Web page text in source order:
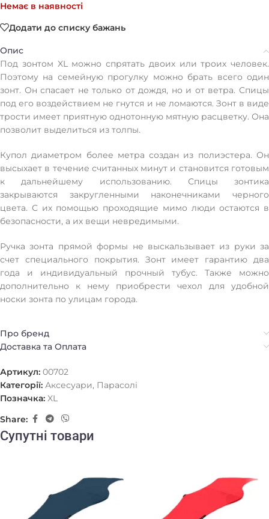
Немає в наявності
Додати до списку бажань
Опис
Под зонтом XL можно спрятать двоих или троих человек.
Поэтому на семейную прогулку можно брать всего один
зонт. Он спасает не только от дождя, но и от ветра. Спицы
под его воздействием не гнутся и не ломаются. Зонт в виде
трости имеет приятную однотонную мятную расцветку. Она
позволит выделиться из толпы.
Купол диаметром более метра создан из полиэстера. Он
высыхает в течение считанных минут и становится готовым
к дальнейшему использованию. Спицы зонтика
закрываются закругленными наконечниками черного
цвета. С их помощью проходящие мимо люди остаются в
безопасности, а их вещи невредимыми.
Ручка зонта прямой формы не выскальзывает из руки за
счет специального покрытия. Зонт имеет гарантию два
года и индивидуальный прочный тубус. Также можно
дополнительно к нему приобрести чехол для удобной
носки зонта по улицам города.
Про бренд
Доставка та Оплата
Артикул: 00702
Категорії: Аксесуари, Парасолі
Позначка: XL
Share:
Супутні товари